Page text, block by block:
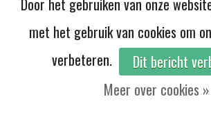
met het gebruik van cookies om
verbeteren.
Dit bericht
Meer over cookies »